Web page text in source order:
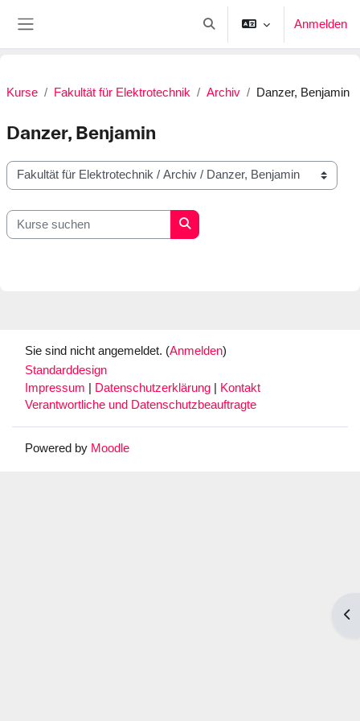
Sucheingabe umschalten
Anmelden
Kurse Fakultät für Elektrotechnik Archiv Danzer, Benjamin
Danzer, Benjamin
Kursbereiche
Kurse suchen
Kurse suchen
Sie sind nicht angemeldet. (Anmelden)
Standarddesign
Impressum
Datenschutzerklärung
Kontakt
Verantwortliche und Datenschutzbeauftragte
Powered by Moodle